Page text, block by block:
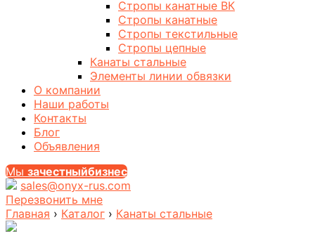
Стропы канатные ВК
Стропы канатные
Стропы текстильные
Стропы цепные
Канаты стальные
Элементы линии обвязки
О компании
Наши работы
Контакты
Блог
Объявления
Мы зачестныйбизнес
sales@onyx-rus.com
Перезвонить мне
Главная › Каталог › Канаты стальные